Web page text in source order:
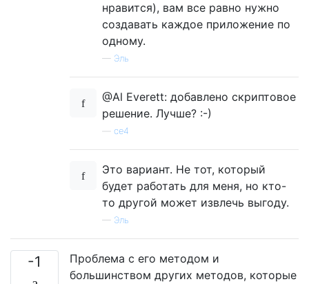
нравится), вам все равно нужно
создавать каждое приложение по
одному.
— Эль
@Al Everett: добавлено скриптовое
решение. Лучше? :-)
ce4
Это вариант. Не тот, который
будет работать для меня, но кто-
то другой может извлечь выгоду.
— Эль
-1
Проблема с его методом и
большинством других методов, которые